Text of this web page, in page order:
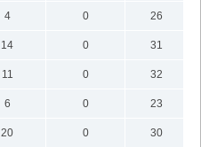
4 0
26
14 0
31
11 0
32
6 0
23
20 0
30